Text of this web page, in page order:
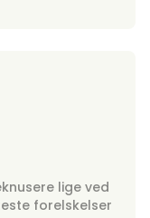
lige ved
forelskelser